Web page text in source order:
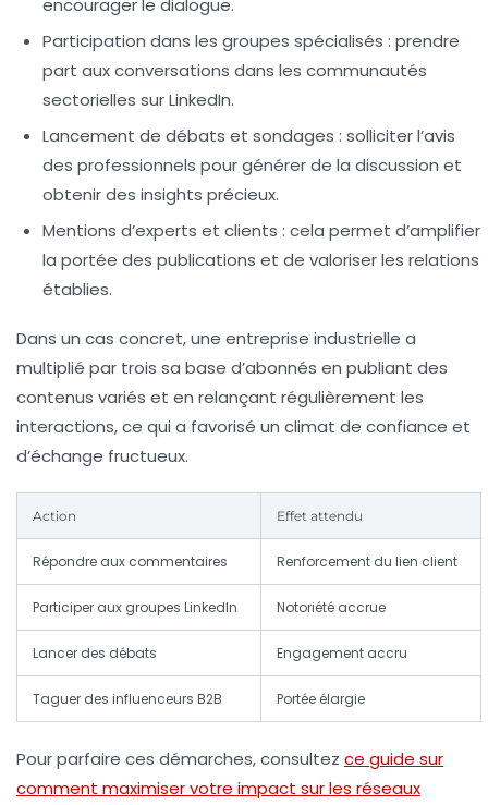
encourager le dialogue.
Participation dans les groupes spécialisés : prendre
part aux conversations dans les communautés
sectorielles sur LinkedIn.
Lancement de débats et sondages : solliciter l’avis
des professionnels pour générer de la discussion et
obtenir des insights précieux.
Mentions d’experts et clients : cela permet d’amplifier
la portée des publications et de valoriser les relations
établies.
Dans un cas concret, une entreprise industrielle a
multiplié par trois sa base d’abonnés en publiant des
contenus variés et en relançant régulièrement les
interactions, ce qui a favorisé un climat de confiance et
d’échange fructueux.
Action Effet attendu
Répondre aux commentaires Renforcement du lien client
Participer aux groupes LinkedIn Notoriété accrue
Lancer des débats Engagement accru
Taguer des influenceurs B2B Portée élargie
Pour parfaire ces démarches, consultez ce guide sur
comment maximiser votre impact sur les réseaux